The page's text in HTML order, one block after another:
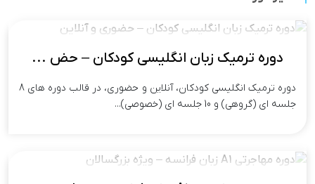
دوره ترمیک زبان انگلیسی کودکان – حض ...
دوره ترمیک انگلیسی کودکان، آنلاین و حضوری، در قالب دوره های 8
جلسه ای (گروهی) و 10 جلسه ای (خصوصی)...